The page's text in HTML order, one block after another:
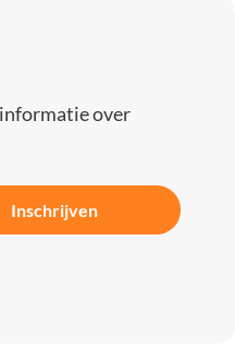
over
Inschrijven